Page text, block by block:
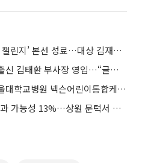
넥슨, ‘청소년 프로그래밍 챌린지’ 본선 성료…대상 김재하 양ㆍ문정후 군
라인게임즈, 넥슨코리아 출신 김태환 부사장 영입…“글로벌 기업으로 도약”
넥슨이 100억 후원한 ‘서울대학교병원 넥슨어린이통합케어센터’ 개원
美 클래리티 법안 연내 통과 가능성 13%…상원 문턱서 제동